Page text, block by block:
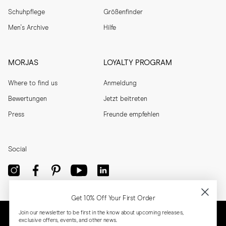
Schuhpflege
Men's Archive
Größenfinder
Hilfe
MORJAS
Where to find us
Bewertungen
Press
LOYALTY PROGRAM
Anmeldung
Jetzt beitreten
Freunde empfehlen
Social
Get 10% Off Your First Order
Join our newsletter to be first in the know about upcoming releases,
exclusive offers, events, and other news.